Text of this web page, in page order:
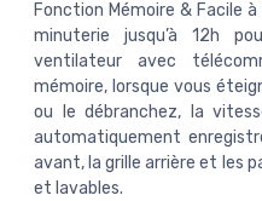
Fonction Mémoire & Facile
minuterie jusqu’à 12h
ventilateur avec
mémoire, lorsque vous
ou le débranchez, la
automatiquement
avant, la grille arrière et les
et lavables.